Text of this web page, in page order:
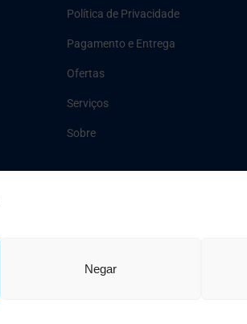
Negar
Política de Privacidade
Pagamento e Entrega
Ofertas
Serviços
Sobre